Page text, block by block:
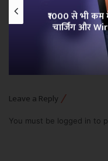
₹1000 से भी
चार्जिंग और
Leave a Reply
You must be logged in to